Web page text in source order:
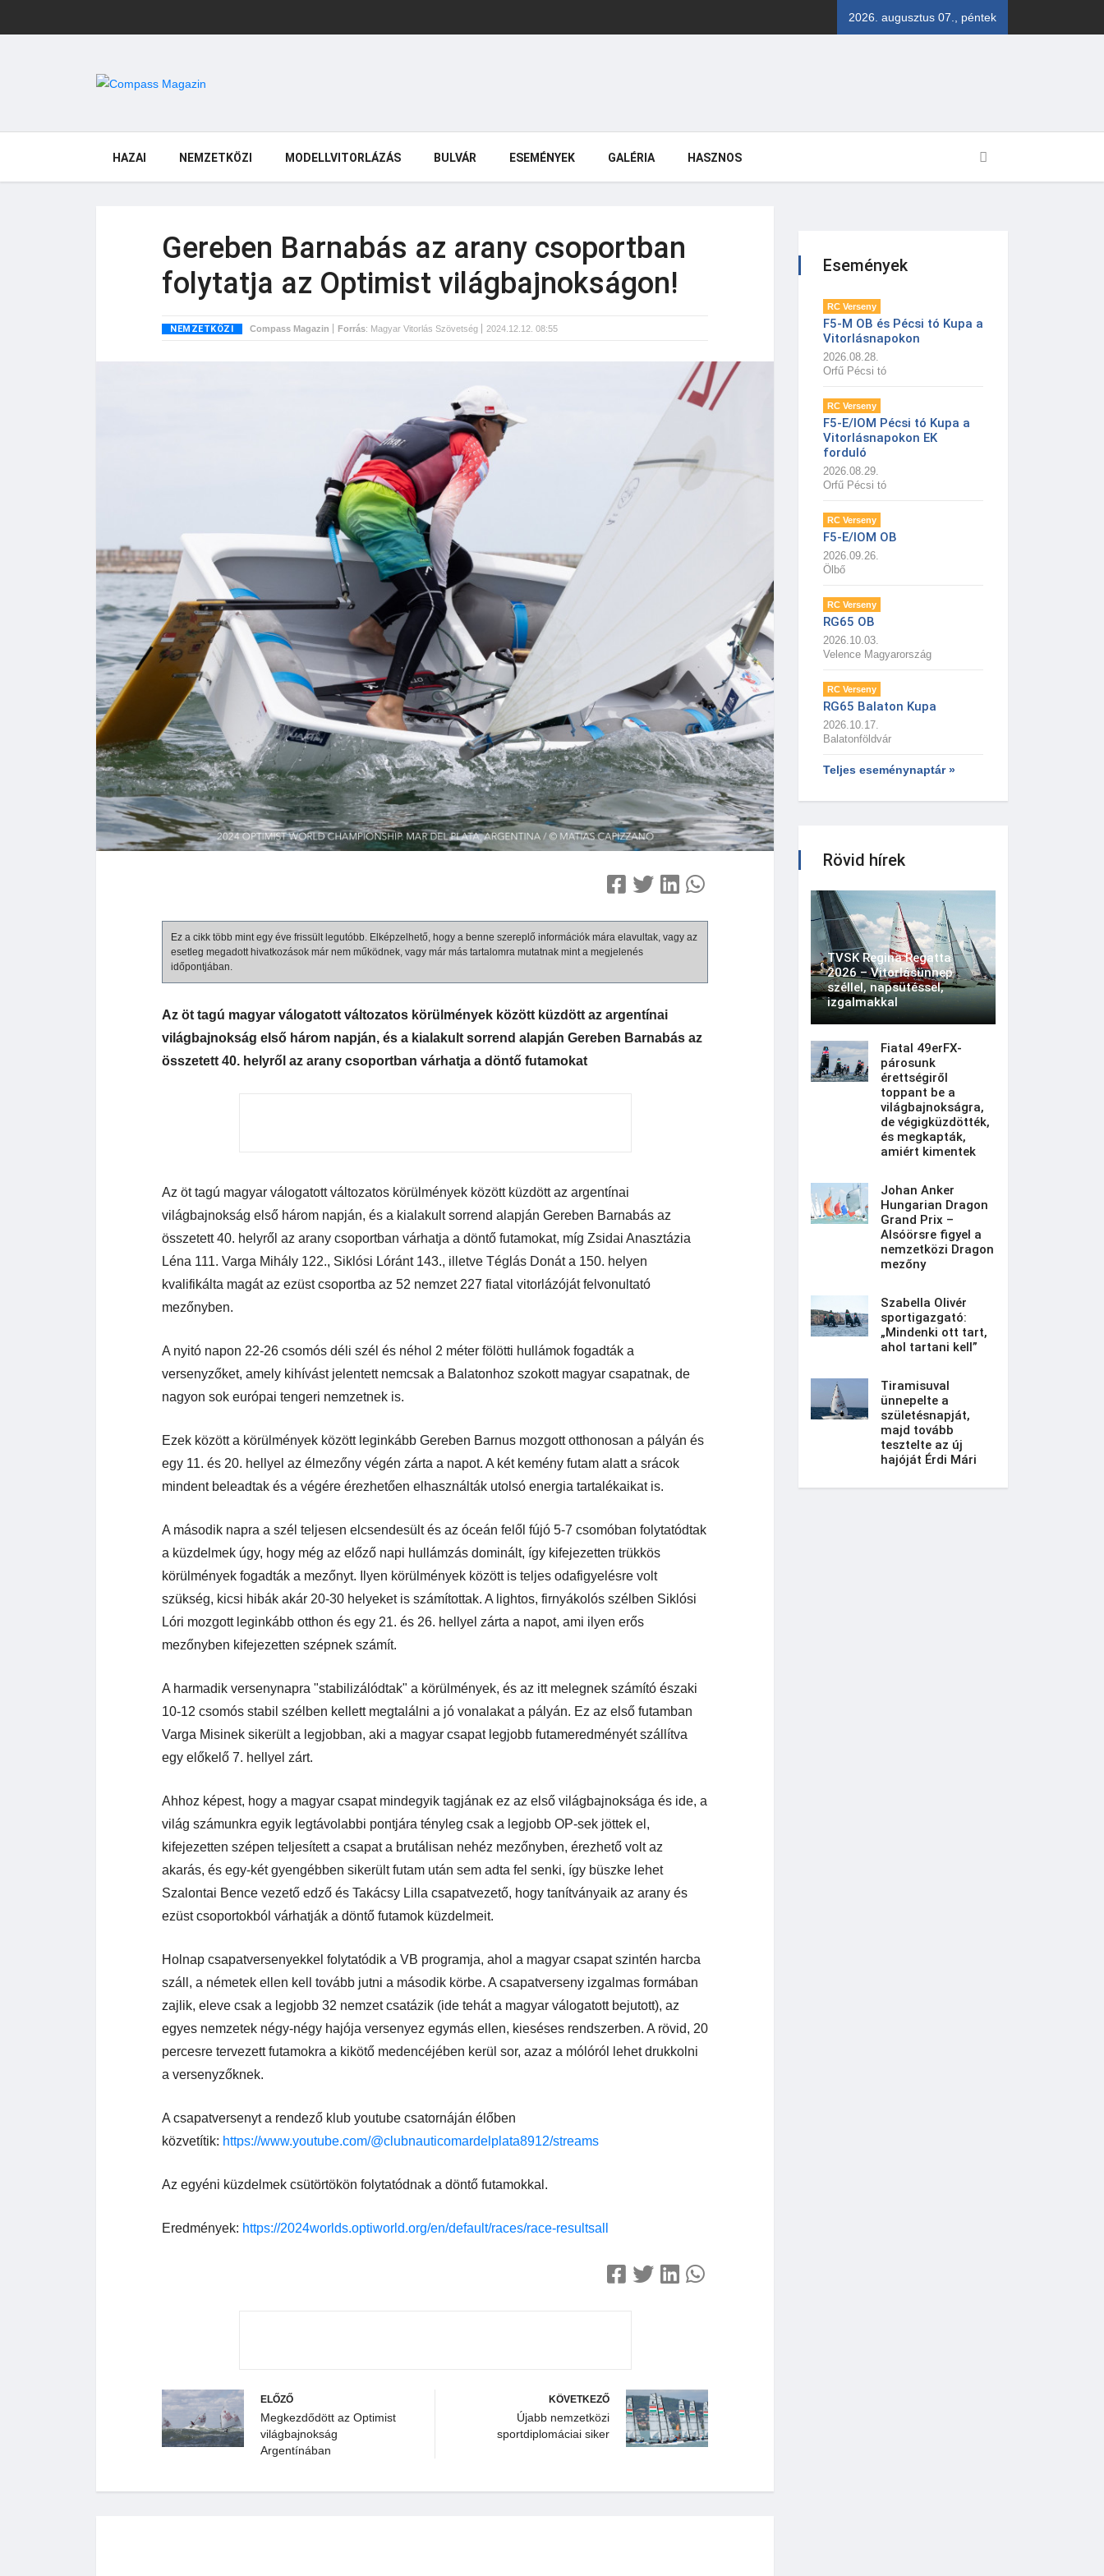
2026. augusztus 07., péntek
HAZAI NEMZETKÖZI MODELLVITORLÁZÁS BULVÁR ESEMÉNYEK GALÉRIA HASZNOS
Gereben Barnabás az arany csoportban
folytatja az Optimist világbajnokságon!
NEMZETKÖZI Compass Magazin Forrás: Magyar Vitorlás Szövetség 2024.12.12. 08:55
Ez a cikk több mint egy éve frissült legutóbb. Elképzelhető, hogy a benne szereplő információk mára elavultak, vagy az
esetleg megadott hivatkozások már nem működnek, vagy már más tartalomra mutatnak mint a megjelenés
időpontjában.
Az öt tagú magyar válogatott változatos körülmények között küzdött az argentínai
világbajnokság első három napján, és a kialakult sorrend alapján Gereben Barnabás az
összetett 40. helyről az arany csoportban várhatja a döntő futamokat
Az öt tagú magyar válogatott változatos körülmények között küzdött az argentínai
világbajnokság első három napján, és a kialakult sorrend alapján Gereben Barnabás az
összetett 40. helyről az arany csoportban várhatja a döntő futamokat, míg Zsidai Anasztázia
Léna 111. Varga Mihály 122., Siklósi Lóránt 143., illetve Téglás Donát a 150. helyen
kvalifikálta magát az ezüst csoportba az 52 nemzet 227 fiatal vitorlázóját felvonultató
mezőnyben.
A nyitó napon 22-26 csomós déli szél és néhol 2 méter fölötti hullámok fogadták a
versenyzőket, amely kihívást jelentett nemcsak a Balatonhoz szokott magyar csapatnak, de
nagyon sok európai tengeri nemzetnek is.
Ezek között a körülmények között leginkább Gereben Barnus mozgott otthonosan a pályán és
egy 11. és 20. hellyel az élmezőny végén zárta a napot. A két kemény futam alatt a srácok
mindent beleadtak és a végére érezhetően elhasználták utolsó energia tartalékaikat is.
A második napra a szél teljesen elcsendesült és az óceán felől fújó 5-7 csomóban folytatódtak
a küzdelmek úgy, hogy még az előző napi hullámzás dominált, így kifejezetten trükkös
körülmények fogadták a mezőnyt. Ilyen körülmények között is teljes odafigyelésre volt
szükség, kicsi hibák akár 20-30 helyeket is számítottak. A lightos, firnyákolós szélben Siklósi
Lóri mozgott leginkább otthon és egy 21. és 26. hellyel zárta a napot, ami ilyen erős
mezőnyben kifejezetten szépnek számít.
A harmadik versenynapra "stabilizálódtak" a körülmények, és az itt melegnek számító északi
10-12 csomós stabil szélben kellett megtalálni a jó vonalakat a pályán. Ez az első futamban
Varga Misinek sikerült a legjobban, aki a magyar csapat legjobb futameredményét szállítva
egy előkelő 7. hellyel zárt.
Ahhoz képest, hogy a magyar csapat mindegyik tagjának ez az első világbajnoksága és ide, a
világ számunkra egyik legtávolabbi pontjára tényleg csak a legjobb OP-sek jöttek el,
kifejezetten szépen teljesített a csapat a brutálisan nehéz mezőnyben, érezhető volt az
akarás, és egy-két gyengébben sikerült futam után sem adta fel senki, így büszke lehet
Szalontai Bence vezető edző és Takácsy Lilla csapatvezető, hogy tanítványaik az arany és
ezüst csoportokból várhatják a döntő futamok küzdelmeit.
Holnap csapatversenyekkel folytatódik a VB programja, ahol a magyar csapat szintén harcba
száll, a németek ellen kell tovább jutni a második körbe. A csapatverseny izgalmas formában
zajlik, eleve csak a legjobb 32 nemzet csatázik (ide tehát a magyar válogatott bejutott), az
egyes nemzetek négy-négy hajója versenyez egymás ellen, kieséses rendszerben. A rövid, 20
percesre tervezett futamokra a kikötő medencéjében kerül sor, azaz a mólóról lehet drukkolni
a versenyzőknek.
A csapatversenyt a rendező klub youtube csatornáján élőben
közvetítik: https://www.youtube.com/@clubnauticomardelplata8912/streams
Az egyéni küzdelmek csütörtökön folytatódnak a döntő futamokkal.
Eredmények: https://2024worlds.optiworld.org/en/default/races/race-resultsall
ELŐZŐ
Megkezdődött az Optimist
világbajnokság
Argentínában
KÖVETKEZŐ
Újabb nemzetközi
sportdiplomáciai siker
Események
RC Verseny
F5-M OB és Pécsi tó Kupa a
Vitorlásnapokon
2026.08.28.
Orfű Pécsi tó
RC Verseny
F5-E/IOM Pécsi tó Kupa a
Vitorlásnapokon EK
forduló
2026.08.29.
Orfű Pécsi tó
RC Verseny
F5-E/IOM OB
2026.09.26.
Ölbő
RC Verseny
RG65 OB
2026.10.03.
Velence Magyarország
RC Verseny
RG65 Balaton Kupa
2026.10.17.
Balatonföldvár
Teljes eseménynaptár »
Rövid hírek
TVSK Regina Regatta
2026 – Vitorlásünnep
széllel, napsütéssel,
izgalmakkal
Fiatal 49erFX-
párosunk
érettségiről
toppant be a
világbajnokságra,
de végigküzdötték,
és megkapták,
amiért kimentek
Johan Anker
Hungarian Dragon
Grand Prix –
Alsóörsre figyel a
nemzetközi Dragon
mezőny
Szabella Olivér
sportigazgató:
„Mindenki ott tart,
ahol tartani kell”
Tiramisuval
ünnepelte a
születésnapját,
majd tovább
tesztelte az új
hajóját Érdi Mári